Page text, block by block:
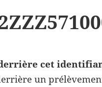
cet
un